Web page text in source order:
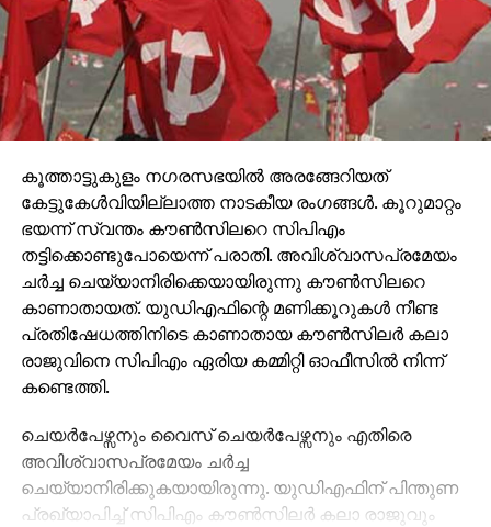
കൂത്താട്ടുകുളം നഗരസഭയില്‍ അരങ്ങേറിയത്
കേട്ടുകേള്‍വിയില്ലാത്ത നാടകീയ രംഗങ്ങള്‍. കൂറുമാറ്റം
ഭയന്ന് സ്വന്തം കൗണ്‍സിലറെ സിപിഎം
തട്ടിക്കൊണ്ടുപോയെന്ന് പരാതി. അവിശ്വാസപ്രമേയം
ചര്‍ച്ച ചെയ്യാനിരിക്കെയായിരുന്നു കൗണ്‍സിലറെ
കാണാതായത്. യുഡിഎഫിന്റെ മണിക്കൂറുകള്‍ നീണ്ട
പ്രതിഷേധത്തിനിടെ കാണാതായ കൗണ്‍സിലര്‍ കലാ
രാജുവിനെ സിപിഎം ഏരിയ കമ്മിറ്റി ഓഫീസില്‍ നിന്ന്
കണ്ടെത്തി.
ചെയര്‍പേഴ്സനും വൈസ് ചെയര്‍പേഴ്സനും എതിരെ
അവിശ്വാസപ്രമേയം ചര്‍ച്ച
ചെയ്യാനിരിക്കുകയായിരുന്നു. യുഡിഎഫിന് പിന്തുണ
പ്രഖ്യാപിച്ച് സിപിഎം കൗണ്‍സിലര്‍ കലാ രാജുവും